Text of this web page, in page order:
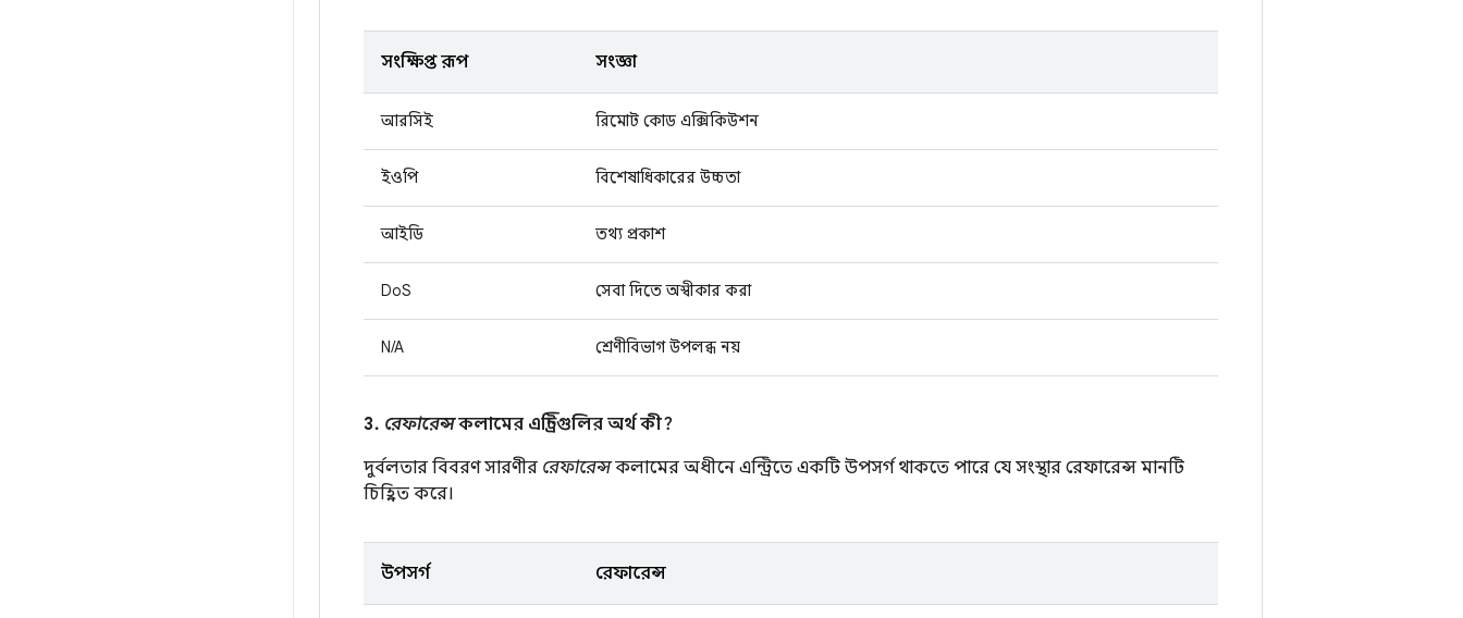
সংক্ষিপ্ত রূপ সংজ্ঞা
আরসিই রিমোট কোড এক্সিকিউশন
ইওপি বিশেষাধিকারের উচ্চতা
আইডি তথ্য প্রকাশ
DoS সেবা দিতে অস্বীকার করা
N/A শ্রেণীবিভাগ উপলব্ধ নয়
3. রেফারেন্সকলামের এন্ট্রিগুলির অর্থ কী?
দুর্বলতার বিবরণ সারণীর রেফারেন্সকলামের অধীনে এন্ট্রিতে একটি উপসর্গ থাকতে পারে যে সংস্থার রেফারেন্স মানটি
চিহ্নিত করে।
উপসর্গ রেফারেন্স